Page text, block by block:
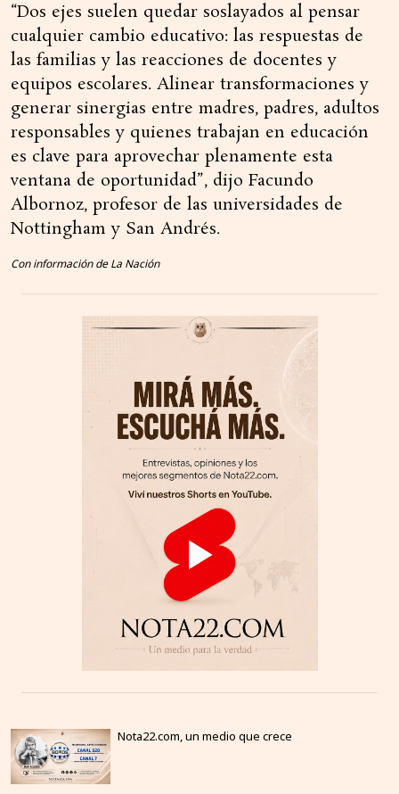
“Dos ejes suelen quedar soslayados al pensar
cualquier cambio educativo: las respuestas de
las familias y las reacciones de docentes y
equipos escolares. Alinear transformaciones y
generar sinergias entre madres, padres, adultos
responsables y quienes trabajan en educación
es clave para aprovechar plenamente esta
ventana de oportunidad”, dijo Facundo
Albornoz, profesor de las universidades de
Nottingham y San Andrés.
Con información de La Nación
Nota22.com, un medio que crece